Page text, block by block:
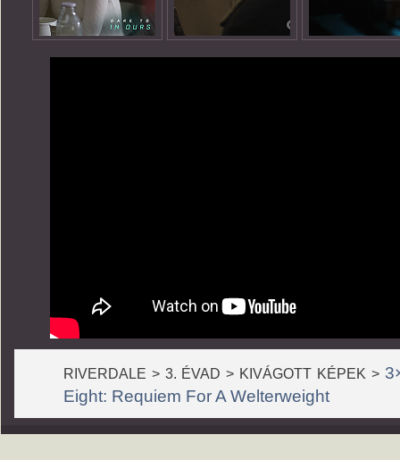
RIVERDALE > 3. ÉVAD > KIVÁGOTT KÉPEK >
Eight: Requiem For A Welterweight